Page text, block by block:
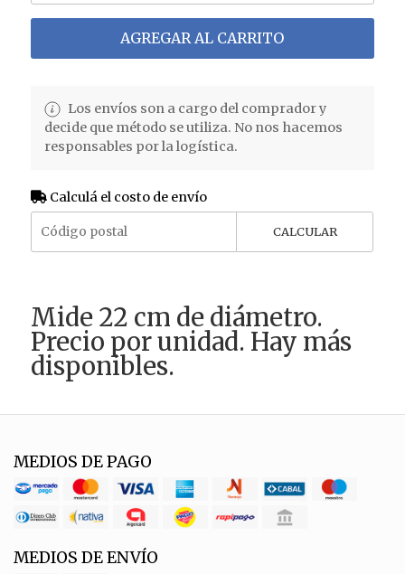
AGREGAR AL CARRITO
Los envíos son a cargo del comprador y
decide que método se utiliza. No nos hacemos
responsables por la logística.
Calculá el costo de envío
CALCULAR
Mide 22 cm de diámetro.
Precio por unidad. Hay más
disponibles.
MEDIOS DE PAGO
MEDIOS DE ENVÍO